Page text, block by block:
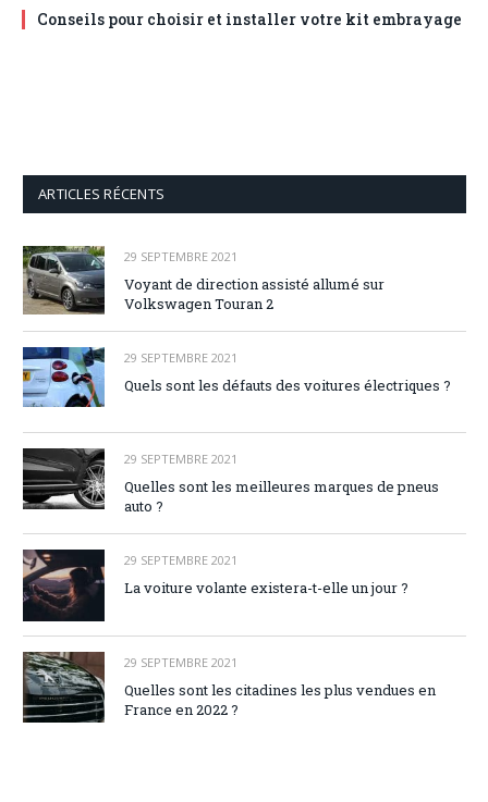
Conseils pour choisir et installer votre kit embrayage
ARTICLES RÉCENTS
29 SEPTEMBRE 2021
Voyant de direction assisté allumé sur
Volkswagen Touran 2
29 SEPTEMBRE 2021
Quels sont les défauts des voitures électriques ?
29 SEPTEMBRE 2021
Quelles sont les meilleures marques de pneus
auto ?
29 SEPTEMBRE 2021
La voiture volante existera-t-elle un jour ?
29 SEPTEMBRE 2021
Quelles sont les citadines les plus vendues en
France en 2022 ?